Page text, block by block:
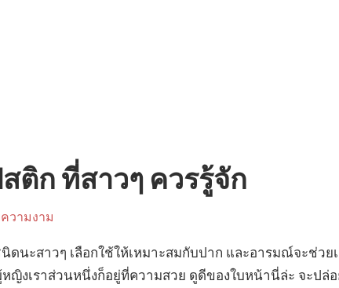
ติก ที่สาวๆ ควรรู้จัก
วามงาม
ดนะสาวๆ เลือกใช้ให้เหมาะสมกับปาก และอารมณ์จะช่วย
หญิงเราส่วนหนึ่งก็อยู่ที่ความสวย ดูดีของใบหน้านี่ล่ะ จะปล่